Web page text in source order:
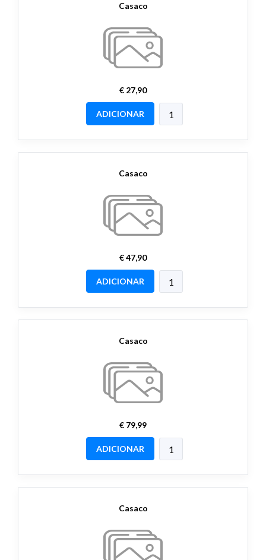
Casaco
€ 27,90
ADICIONAR
Casaco
€ 47,90
ADICIONAR
Casaco
€ 79,99
ADICIONAR
Casaco